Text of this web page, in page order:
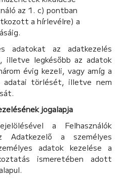
az 1. c) pontban
a hírlevélre) a
adatokat az adatkezelés
illetve legkésőbb az adatok
évig kezeli, vagy amíg a
adatai törlését, illetve nem
jogalapja
a Felhasználók
Adatkezelő a személyes
adatok kezelése a
ismeretében adott